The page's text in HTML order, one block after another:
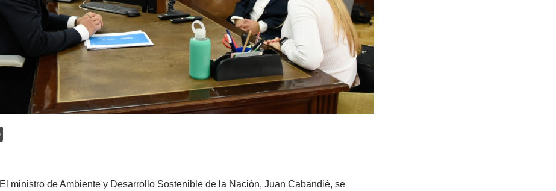
El ministro de Ambiente y Desarrollo Sostenible de la Nación, Juan Cabandié, se